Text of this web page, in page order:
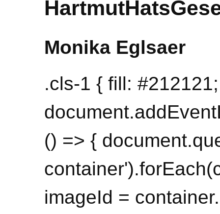
Monika Eglsaer
.cls-1 { fill:
() => {
imageId =